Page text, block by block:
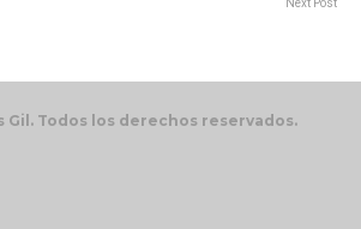
Next Post
Gil. Todos los derechos reservados.